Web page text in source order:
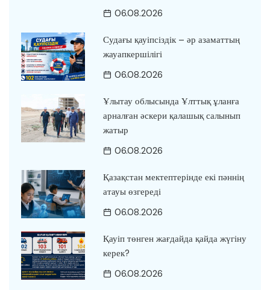
06.08.2026
Судағы қауіпсіздік – әр азаматтың
жауапкершілігі
06.08.2026
Ұлытау облысында Ұлттық ұланға
арналған әскери қалашық салынып
жатыр
06.08.2026
Қазақстан мектептерінде екі пәннің
атауы өзгереді
06.08.2026
Қауіп төнген жағдайда қайда жүгіну
керек?
06.08.2026